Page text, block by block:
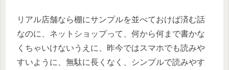
リアル店舗なら棚にサンプルを並べておけば済む話
なのに、ネットショップって、何から何まで書かな
くちゃいけないうえに、昨今ではスマホでも読みや
すいように、無駄に長くなく、シンプルで読みやす